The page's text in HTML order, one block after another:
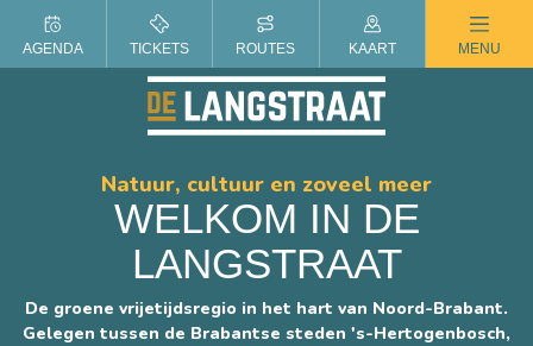
ZOMER IN DE LANGSTRAAT
Natuur, cultuur en zoveel meer
WELKOM IN DE
LANGSTRAAT
De groene vrijetijdsregio in het hart van Noord-Brabant.
Gelegen tussen de Brabantse steden 's-Hertogenbosch,
AGENDA TICKETS ROUTES KAART MENU